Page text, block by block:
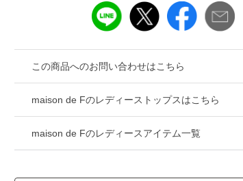
この商品へのお問い合わせはこちら
maison de Fのレディーストップスはこちら
maison de Fのレディースアイテム一覧